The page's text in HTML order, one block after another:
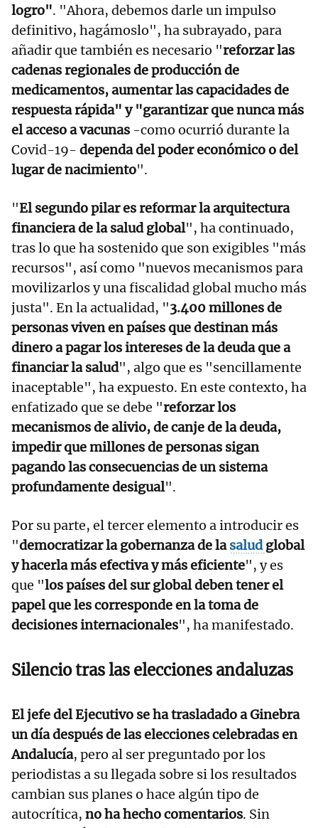
logro". "Ahora, debemos darle un impulso
definitivo, hagámoslo", ha subrayado, para
añadir que también es necesario "reforzar las
cadenas regionales de producción de
medicamentos, aumentar las capacidades de
respuesta rápida" y "garantizar que nunca más
el acceso a vacunas -como ocurrió durante la
Covid-19- dependa del poder económico o del
lugar de nacimiento".
"El segundo pilar es reformar la arquitectura
financiera de la salud global", ha continuado,
tras lo que ha sostenido que son exigibles "más
recursos", así como "nuevos mecanismos para
movilizarlos y una fiscalidad global mucho más
justa". En la actualidad, "3.400 millones de
personas viven en países que destinan más
dinero a pagar los intereses de la deuda que a
financiar la salud", algo que es "sencillamente
inaceptable", ha expuesto. En este contexto, ha
enfatizado que se debe "reforzar los
mecanismos de alivio, de canje de la deuda,
impedir que millones de personas sigan
pagando las consecuencias de un sistema
profundamente desigual".
Por su parte, el tercer elemento a introducir es
"democratizar la gobernanza de lasaludglobal
y hacerla más efectiva y más eficiente", y es
que "los países del sur global deben tener el
papel que les corresponde en la toma de
decisiones internacionales", ha manifestado.
Silencio tras las elecciones andaluzas
El jefe del Ejecutivo se ha trasladado a Ginebra
un día después de las elecciones celebradas en
Andalucía, pero al ser preguntado por los
periodistas a su llegada sobre si los resultados
cambian sus planes o hace algún tipo de
autocrítica, no ha hecho comentarios. Sin